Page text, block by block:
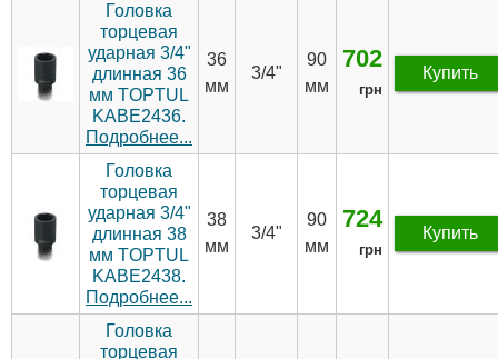
Головка
торцевая
ударная 3/4"
длинная 36
мм TOPTUL
KABE2436.
Подробнее...
36
мм
3/4"
90
мм
702
грн
Купить
Головка
торцевая
ударная 3/4"
длинная 38
мм TOPTUL
KABE2438.
Подробнее...
38
мм
3/4"
90
мм
724
грн
Купить
Головка
торцевая